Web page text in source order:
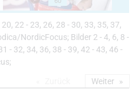
22 - 23, 26, 28 - 30, 33, 35, 37,
NordicFocus; Bilder 2 - 4, 6, 8 -
- 32, 34, 36, 38 - 39, 42 - 43, 46 -
Weiter